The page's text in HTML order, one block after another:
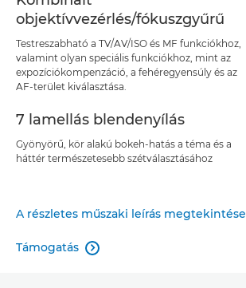
objektívvezérlés/fókuszgyűrű
Testreszabható a TV/AV/ISO és MF funkciókhoz,
valamint olyan speciális funkciókhoz, mint az
expozíciókompenzáció, a fehéregyensúly és az
AF-terület kiválasztása.
7 lamellás blendenyílás
Gyönyörű, kör alakú bokeh-hatás a téma és a
háttér természetesebb szétválasztásához
A részletes műszaki leírás megtekintése
Támogatás 